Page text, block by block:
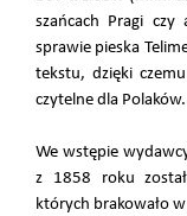
szańcach Pragi czy
sprawie pieska
tekstu, dzięki
czytelne dla Polaków.
We wstępie
z 1858 roku
których brakowało